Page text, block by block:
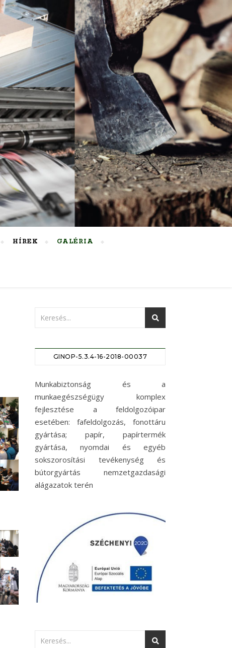
HÍREK GALÉRIA
GINOP-5.3.4-16-2018-00037
Munkabiztonság és a
munkaegészségügy komplex
fejlesztése a feldolgozóipar
esetében: fafeldolgozás, fonottáru
gyártása; papír, papírtermék
gyártása, nyomdai és egyéb
sokszorosítási tevékenység és
bútorgyártás nemzetgazdasági
alágazatok terén